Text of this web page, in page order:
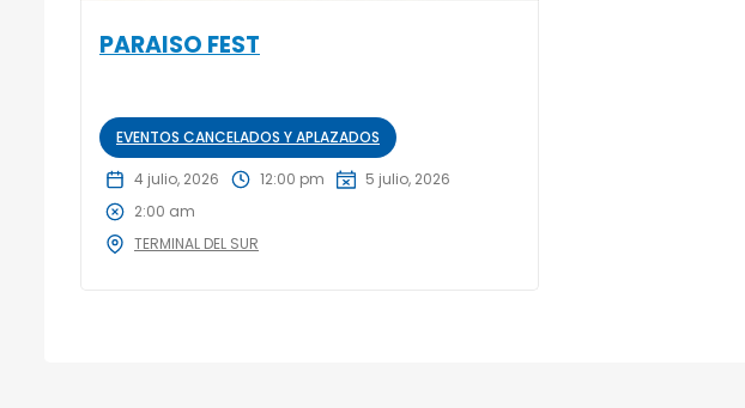
PARAISO FEST
EVENTOS CANCELADOS Y APLAZADOS
4 julio, 2026 12:00 pm
5 julio, 2026
2:00 am
TERMINAL DEL SUR